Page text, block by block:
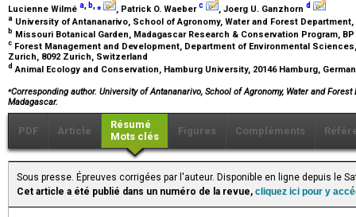
Lucienne Wilmé a, b,⁎ , Patrick O. Waeberc , Joerg U. Ganzhorn d
a University of Antananarivo, School of Agronomy, Water and Forest
b Missouri Botanical Garden, Madagascar Research & Conservation Program,
c Forest Management and Development, Department of Environmental
Zurich, 8092 Zurich, Switzerland
d Animal Ecology and Conservation, Hamburg University, 20146 Hamburg,
⁎Corresponding author. University of Antananarivo, School of Agronomy, Water and Forest
Madagascar.
PDF Article
Résumé
Mots clés
Figures Compléments
Sous presse. Épreuves corrigées par l'auteur. Disponible en ligne depuis le
Cet article a été publié dans un numéro de la revue, cliquez ici pour y